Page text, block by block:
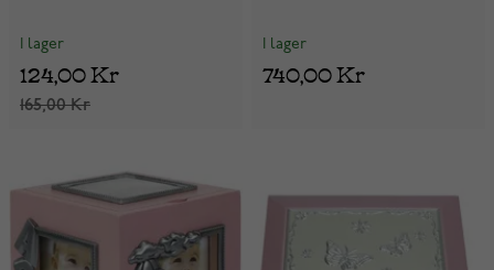
I lager
165,00 Kr
124,00 Kr
I lager
740,00 Kr